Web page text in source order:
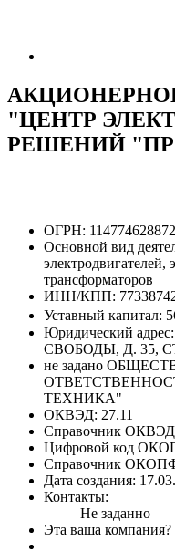
"ЦЕНТР
РЕШЕНИЙ
ОГРН:
Основной вид
электродвигателей,
трансформаторов
ИНН/КПП:
Уставный капитал:
Юридический адрес:
СВОБОДЫ, Д. 35,
не задано
ТЕХНИКА"
ОКВЭД: 27.11
Справочник
Цифровой код
Справочник
Дата создания:
Контакты:
Не заданно
Эта ваша компания?